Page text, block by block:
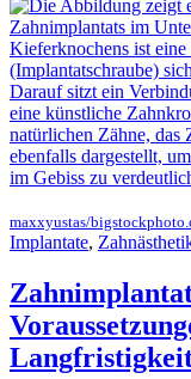
maxxyustas/
Implantate,